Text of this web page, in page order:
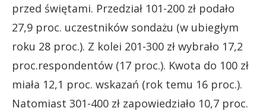
przed świętami. Przedział 101-200 zł podało
27,9 proc. uczestników sondażu (w ubiegłym
roku 28 proc.). Z kolei 201-300 zł wybrało 17,2
proc.respondentów (17 proc.). Kwota do 100 zł
miała 12,1 proc. wskazań (rok temu 16 proc.).
Natomiast 301-400 zł zapowiedziało 10,7 proc.